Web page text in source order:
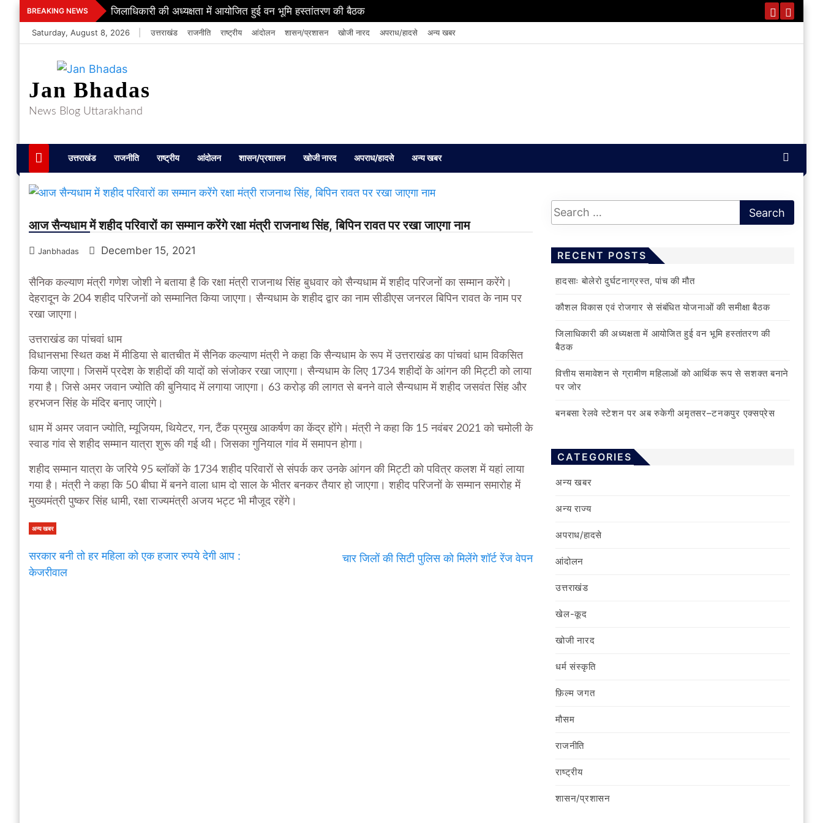
Skip
to
content
BREAKING NEWS जिलाधिकारी की अध्यक्षता में आयोजित हुई वन भूमि हस्तांतरण की बैठक
Saturday, August 8, 2026 उत्तराखंड राजनीति राष्ट्रीय आंदोलन शासन/प्रशासन खोजी नारद अपराध/हादसे अन्य खबर
Jan Bhadas
News Blog Uttarakhand
उत्तराखंड राजनीति राष्ट्रीय आंदोलन शासन/प्रशासन खोजी नारद अपराध/हादसे अन्य खबर
आज सैन्यधाम में शहीद परिवारों का सम्मान करेंगे रक्षा मंत्री राजनाथ सिंह, बिपिन रावत पर रखा जाएगा नाम
Janbhadas December 15, 2021
सैनिक कल्याण मंत्री गणेश जोशी ने बताया है कि रक्षा मंत्री राजनाथ सिंह बुधवार को सैन्यधाम में शहीद परिजनों का सम्मान करेंगे।
देहरादून के 204 शहीद परिजनों को सम्मानित किया जाएगा। सैन्यधाम के शहीद द्वार का नाम सीडीएस जनरल बिपिन रावत के नाम पर
रखा जाएगा।
उत्तराखंड का पांचवां धाम
विधानसभा स्थित कक्ष में मीडिया से बातचीत में सैनिक कल्याण मंत्री ने कहा कि सैन्यधाम के रूप में उत्तराखंड का पांचवां धाम विकसित
किया जाएगा। जिसमें प्रदेश के शहीदों की यादों को संजोकर रखा जाएगा। सैन्यधाम के लिए 1734 शहीदों के आंगन की मिट्टी को लाया
गया है। जिसे अमर जवान ज्योति की बुनियाद में लगाया जाएगा। 63 करोड़ की लागत से बनने वाले सैन्यधाम में शहीद जसवंत सिंह और
हरभजन सिंह के मंदिर बनाए जाएंगे।
धाम में अमर जवान ज्योति, म्यूजियम, थियेटर, गन, टैंक प्रमुख आकर्षण का केंद्र होंगे। मंत्री ने कहा कि 15 नवंबर 2021 को चमोली के
स्वाड गांव से शहीद सम्मान यात्रा शुरू की गई थी। जिसका गुनियाल गांव में समापन होगा।
शहीद सम्मान यात्रा के जरिये 95 ब्लॉकों के 1734 शहीद परिवारों से संपर्क कर उनके आंगन की मिट्टी को पवित्र कलश में यहां लाया
गया है। मंत्री ने कहा कि 50 बीघा में बनने वाला धाम दो साल के भीतर बनकर तैयार हो जाएगा। शहीद परिजनों के सम्मान समारोह में
मुख्यमंत्री पुष्कर सिंह धामी, रक्षा राज्यमंत्री अजय भट्ट भी मौजूद रहेंगे।
अन्य खबर
सरकार बनी तो हर महिला को एक हजार रुपये देगी आप :
केजरीवाल
चार जिलों की सिटी पुलिस को मिलेंगे शॉर्ट रेंज वेपन
RECENT POSTS
हादसाः बोलेरो दुर्घटनाग्रस्त, पांच की मौत
कौशल विकास एवं रोजगार से संबंधित योजनाओं की समीक्षा बैठक
जिलाधिकारी की अध्यक्षता में आयोजित हुई वन भूमि हस्तांतरण की
बैठक
वित्तीय समावेशन से ग्रामीण महिलाओं को आर्थिक रूप से सशक्त बनाने
पर जोर
बनबसा रेलवे स्टेशन पर अब रुकेगी अमृतसर–टनकपुर एक्सप्रेस
CATEGORIES
अन्य खबर
अन्य राज्य
अपराध/हादसे
आंदोलन
उत्तराखंड
खेल-कूद
खोजी नारद
धर्म संस्कृति
फ़िल्‍म जगत
मौसम
राजनीति
राष्ट्रीय
शासन/प्रशासन